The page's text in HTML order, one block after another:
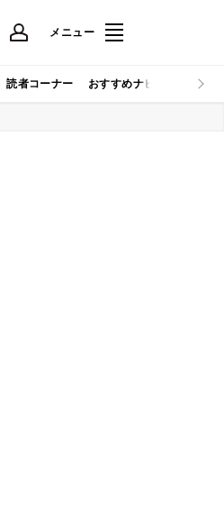
メニュー
読者コーナー おすすめナビ マイナビ